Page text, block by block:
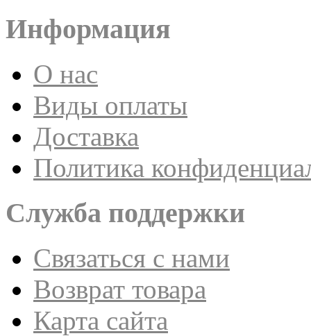
Информация
О нас
Виды оплаты
Доставка
Политика
Служба поддержки
Связаться с нами
Возврат товара
Карта сайта